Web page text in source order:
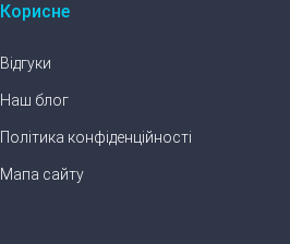
Корисне
Відгуки
Наш блог
Політика конфіденційності
Мапа сайту